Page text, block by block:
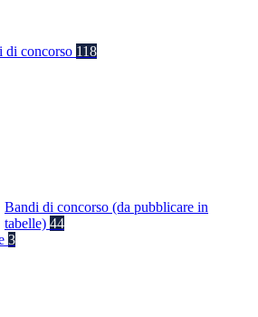
di concorso 118
Bandi di concorso (da pubblicare in
tabelle) 44
3